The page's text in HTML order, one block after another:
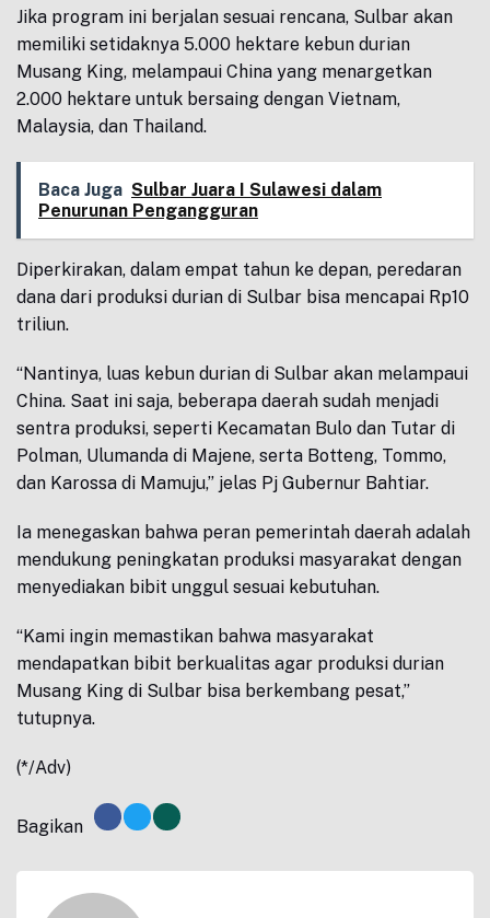
Jika program ini berjalan sesuai rencana, Sulbar akan
memiliki setidaknya 5.000 hektare kebun durian
Musang King, melampaui China yang menargetkan
2.000 hektare untuk bersaing dengan Vietnam,
Malaysia, dan Thailand.
Baca Juga Sulbar Juara I Sulawesi dalam
Penurunan Pengangguran
Diperkirakan, dalam empat tahun ke depan, peredaran
dana dari produksi durian di Sulbar bisa mencapai Rp10
triliun.
“Nantinya, luas kebun durian di Sulbar akan melampaui
China. Saat ini saja, beberapa daerah sudah menjadi
sentra produksi, seperti Kecamatan Bulo dan Tutar di
Polman, Ulumanda di Majene, serta Botteng, Tommo,
dan Karossa di Mamuju,” jelas Pj Gubernur Bahtiar.
Ia menegaskan bahwa peran pemerintah daerah adalah
mendukung peningkatan produksi masyarakat dengan
menyediakan bibit unggul sesuai kebutuhan.
“Kami ingin memastikan bahwa masyarakat
mendapatkan bibit berkualitas agar produksi durian
Musang King di Sulbar bisa berkembang pesat,”
tutupnya.
(*/Adv)
Bagikan